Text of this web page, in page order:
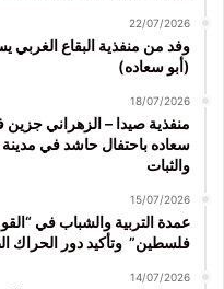
22/07/2026
وفد من منفذية البقاع الغربي
(أبو سعاده)
18/07/2026
منفذية صيدا – الزهراني
سعاده باحتفال حاشد في مدينة
والثبات
15/07/2026
عمدة التربية والشباب في
فلسطين” وتأكيد دور الحراك
14/07/2026